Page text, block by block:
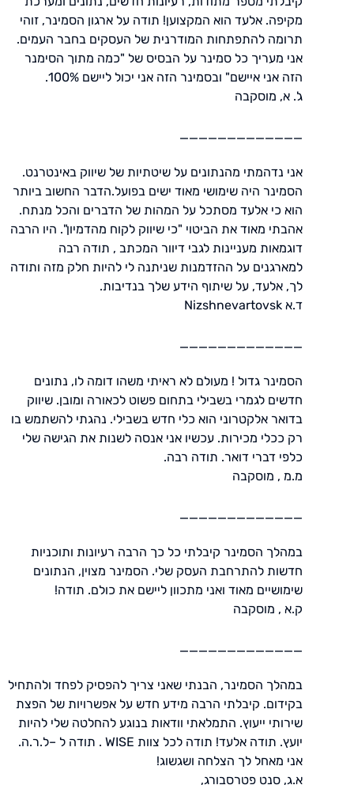
מקיפה. אלעד הוא המקצוען! תודה על ארגון הסמינר, זוהי
תרומה להתפתחות המודרנית של העסקים בחבר העמים.
אני מעריך כל סמינר על הבסיס של "כמה מתוך הסימנר
הזה אני איישם" ובסמינר הזה אני יכול ליישם 100%.
ג'. א, מוסקבה
_____________
אני נדהמתי מהנתונים על שיטתיות של שיווק באינטרנט.
הסמינר היה שימושי מאוד ישים בפועל.הדבר החשוב ביותר
הוא כי אלעד מסתכל על המהות של הדברים והכל מנתח.
אהבתי מאוד את הביטוי "כי שיווק לקוח מהדמיון". היו הרבה
דוגמאות מעניינות לגבי דיוור המכתב , תודה רבה
למארגנים על ההזדמנות שניתנה לי להיות חלק מזה ותודה
לך, אלעד, על שיתוף הידע שלך בנדיבות.
ד.א Nizshnevartovsk
_____________
הסמינר גדול ! מעולם לא ראיתי משהו דומה לו, נתונים
חדשים לגמרי בשבילי בתחום פשוט לכאורה ומובן. שיווק
בדואר אלקטרוני הוא כלי חדש בשבילי. נהגתי להשתמש בו
רק ככלי מכירות. עכשיו אני אנסה לשנות את הגישה שלי
כלפי דברי דואר. תודה רבה.
מ.מ , מוסקבה
_____________
במהלך הסמינר קיבלתי כל כך הרבה רעיונות ותוכניות
חדשות להתרחבת העסק שלי. הסמינר מצוין, הנתונים
שימושיים מאוד ואני מתכוון ליישם את כולם. תודה!
ק.א , מוסקבה
_____________
במהלך הסמינר, הבנתי שאני צריך להפסיק לפחד ולהתחיל
בקידום. קיבלתי הרבה מידע חדש על אפשרויות של הפצת
שירותי ייעוץ. התמלאתי וודאות בנוגע להחלטה שלי להיות
יועץ. תודה אלעד! תודה לכל צוות WISE . תודה ל –ל.ר.ה.
אני מאחל לך הצלחה ושגשוג!
א.ג, סנט פטרסבורג,